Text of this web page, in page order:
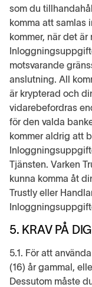
som du
komma att samlas
kommer, när det
motsvarande
anslutning. All
är krypterad och
vidarebefordras
för den valda
kommer aldrig att
Tjänsten. Varken
kunna komma åt
Trustly eller
5. KRAV PÅ
5.1. För att
(16) år gammal,
Dessutom måste